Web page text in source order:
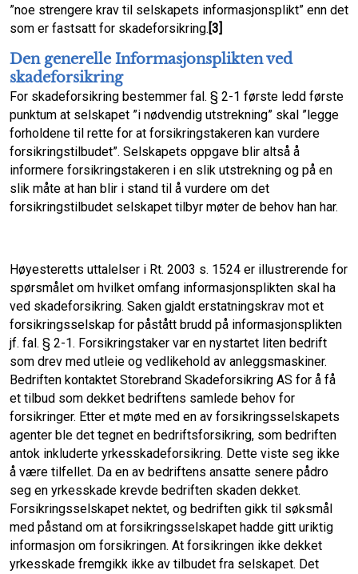
”noe strengere krav til selskapets informasjonsplikt” enn det
som er fastsatt for skadeforsikring. [3]
Den generelle Informasjonsplikten ved
skadeforsikring
For skadeforsikring bestemmer fal. § 2-1 første ledd første
punktum at selskapet ”i nødvendig utstrekning” skal ”legge
forholdene til rette for at forsikringstakeren kan vurdere
forsikringstilbudet”. Selskapets oppgave blir altså å
informere forsikringstakeren i en slik utstrekning og på en
slik måte at han blir i stand til å vurdere om det
forsikringstilbudet selskapet tilbyr møter de behov han har.
Høyesteretts uttalelser i Rt. 2003 s. 1524 er illustrerende for
spørsmålet om hvilket omfang informasjonsplikten skal ha
ved skadeforsikring. Saken gjaldt erstatningskrav mot et
forsikringsselskap for påstått brudd på informasjonsplikten
jf. fal. § 2-1. Forsikringstaker var en nystartet liten bedrift
som drev med utleie og vedlikehold av anleggsmaskiner.
Bedriften kontaktet Storebrand Skadeforsikring AS for å få
et tilbud som dekket bedriftens samlede behov for
forsikringer. Etter et møte med en av forsikringsselskapets
agenter ble det tegnet en bedriftsforsikring, som bedriften
antok inkluderte yrkesskadeforsikring. Dette viste seg ikke
å være tilfellet. Da en av bedriftens ansatte senere pådro
seg en yrkesskade krevde bedriften skaden dekket.
Forsikringsselskapet nektet, og bedriften gikk til søksmål
med påstand om at forsikringsselskapet hadde gitt uriktig
informasjon om forsikringen. At forsikringen ikke dekket
yrkesskade fremgikk ikke av tilbudet fra selskapet. Det